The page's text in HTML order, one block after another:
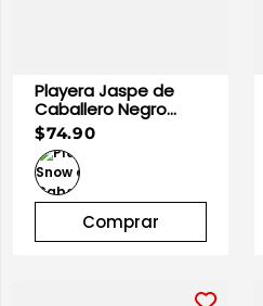
Playera Jaspe de
Caballero Negro
Jaspe 100% Algodón
| Optima
$74.90
Comprar